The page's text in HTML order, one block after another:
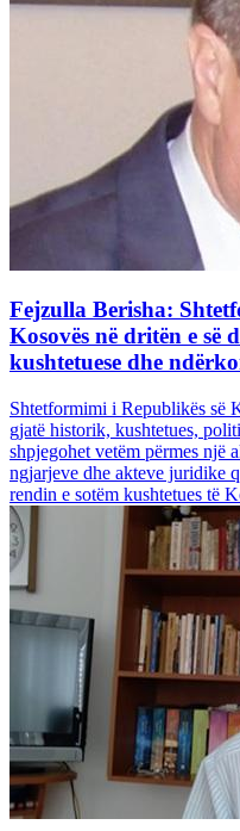
Fejzulla Berisha:
Kosovës në dritën e së
kushtetuese dhe
Shtetformimi i Republikës së
gjatë historik, kushtetues,
shpjegohet vetëm përmes një
ngjarjeve dhe akteve juridike
rendin e sotëm kushtetues të